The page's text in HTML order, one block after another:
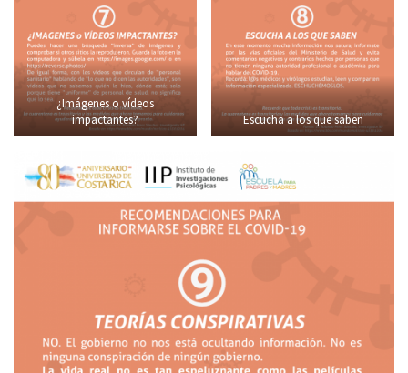
¿Imágenes o vídeos
impactantes?
Escucha a los que saben